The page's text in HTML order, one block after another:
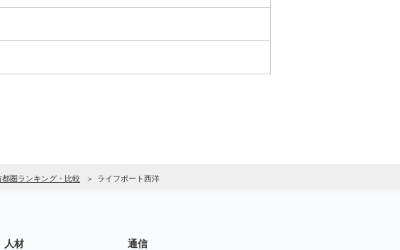
圏ランキング・比較 ライフポート西洋
人材
通信